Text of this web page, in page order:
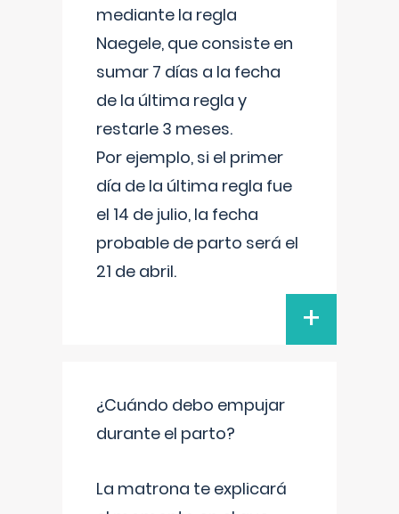
mediante la regla
Naegele, que consiste en
sumar 7 días a la fecha
de la última regla y
restarle 3 meses.
Por ejemplo, si el primer
día de la última regla fue
el 14 de julio, la fecha
probable de parto será el
21 de abril.
+
¿Cuándo debo empujar
durante el parto?
La matrona te explicará